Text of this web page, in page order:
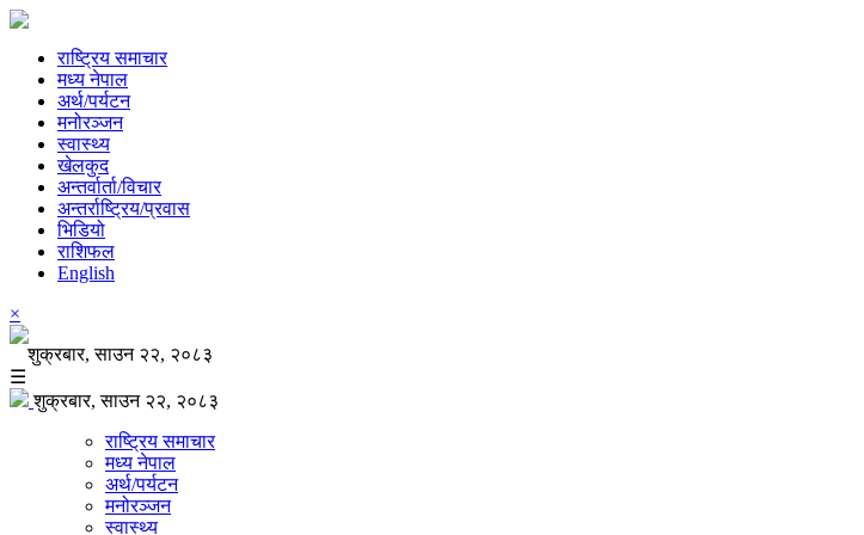
राष्ट्रिय समाचार
मध्य नेपाल
अर्थ/पर्यटन
मनोरञ्जन
स्वास्थ्य
खेलकुद
अन्तर्वार्ता/विचार
अन्तर्राष्ट्रिय/प्रवास
भिडियो
राशिफल
English
×
शुक्रबार, साउन २२, २०८३
☰
शुक्रबार, साउन २२, २०८३
राष्ट्रिय समाचार
मध्य नेपाल
अर्थ/पर्यटन
मनोरञ्जन
स्वास्थ्य